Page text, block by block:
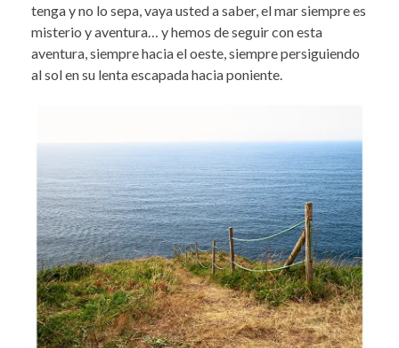
tenga y no lo sepa, vaya usted a saber, el mar siempre es
misterio y aventura… y hemos de seguir con esta
aventura, siempre hacia el oeste, siempre persiguiendo
al sol en su lenta escapada hacia poniente.